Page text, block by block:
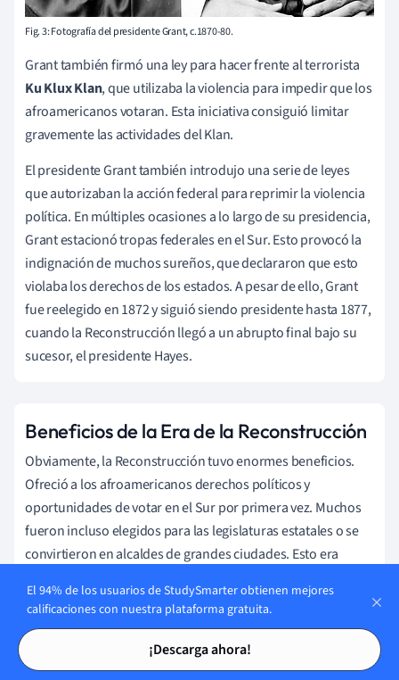
Tarjetas de estudio
Tarjetas de estudio
Fig. 3: Fotografía del presidente Grant, c.1870-80.
Grant también firmó una ley para hacer frente al terrorista
Ku Klux Klan, que utilizaba la violencia para impedir que los
afroamericanos votaran. Esta iniciativa consiguió limitar
gravemente las actividades del Klan.
El presidente Grant también introdujo una serie de leyes
que autorizaban la acción federal para reprimir la violencia
política. En múltiples ocasiones a lo largo de su presidencia,
Grant estacionó tropas federales en el Sur. Esto provocó la
indignación de muchos sureños, que declararon que esto
violaba los derechos de los estados. A pesar de ello, Grant
fue reelegido en 1872 y siguió siendo presidente hasta 1877,
cuando la Reconstrucción llegó a un abrupto final bajo su
sucesor, el presidente Hayes.
Beneficios de la Era de la Reconstrucción
Obviamente, la Reconstrucción tuvo enormes beneficios.
Ofreció a los afroamericanos derechos políticos y
oportunidades de votar en el Sur por primera vez. Muchos
fueron incluso elegidos para las legislaturas estatales o se
convirtieron en alcaldes de grandes ciudades. Esto era
El primer gobernador negro de Estados
El 94% de los usuarios de StudySmarter obtienen mejores
calificaciones con nuestra plataforma gratuita.
¡Descarga ahora!